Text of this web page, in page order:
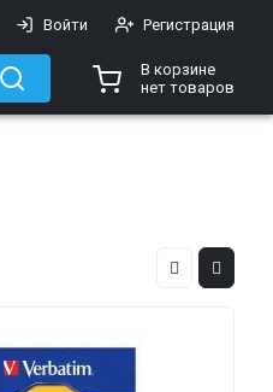
Войти Регистрация
В корзине
нет товаров